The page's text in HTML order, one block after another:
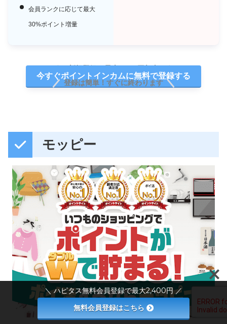
会員ランクに応じて最大
30%ポイント増量
今すぐポイントインカムに無料で登録する
登録は簡単！すぐに終わります
モッピー
＼ ハピタス無料会員登録で最大2,400円 ／
無料会員登録はこちら